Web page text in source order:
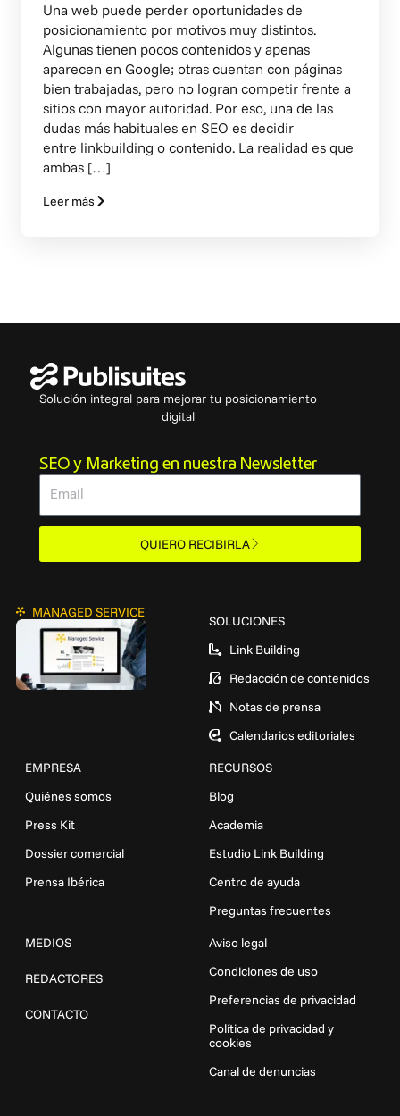
Una web puede perder oportunidades de
posicionamiento por motivos muy distintos.
Algunas tienen pocos contenidos y apenas
aparecen en Google; otras cuentan con páginas
bien trabajadas, pero no logran competir frente a
sitios con mayor autoridad. Por eso, una de las
dudas más habituales en SEO es decidir
entre linkbuilding o contenido. La realidad es que
ambas […]
Leer más
Solución integral para mejorar tu posicionamiento
digital
SEO y Marketing en nuestra Newsletter
Email
QUIERO RECIBIRLA
MANAGED SERVICE
SOLUCIONES
Link Building
Redacción de contenidos
Notas de prensa
Calendarios editoriales
EMPRESA
Quiénes somos
Press Kit
Dossier comercial
Prensa Ibérica
RECURSOS
Blog
Academia
Estudio Link Building
Centro de ayuda
Preguntas frecuentes
MEDIOS
REDACTORES
CONTACTO
Aviso legal
Condiciones de uso
Preferencias de privacidad
Política de privacidad y
cookies
Canal de denuncias